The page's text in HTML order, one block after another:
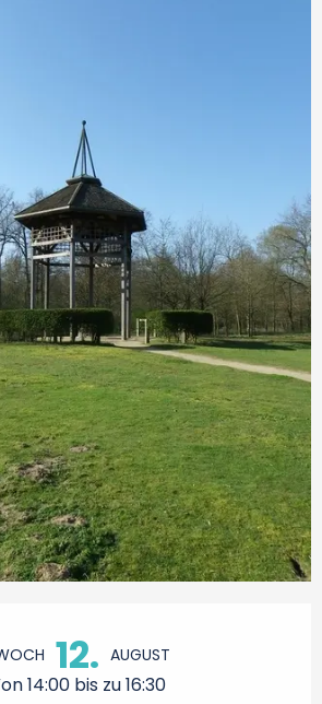
12. AUGUST
14:00 bis zu 16:30